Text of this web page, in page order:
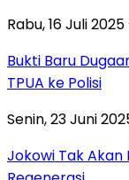
Rabu, 16 Juli 2025
Bukti Baru
TPUA ke Polisi
Senin, 23 Juni
Jokowi Tak Akan